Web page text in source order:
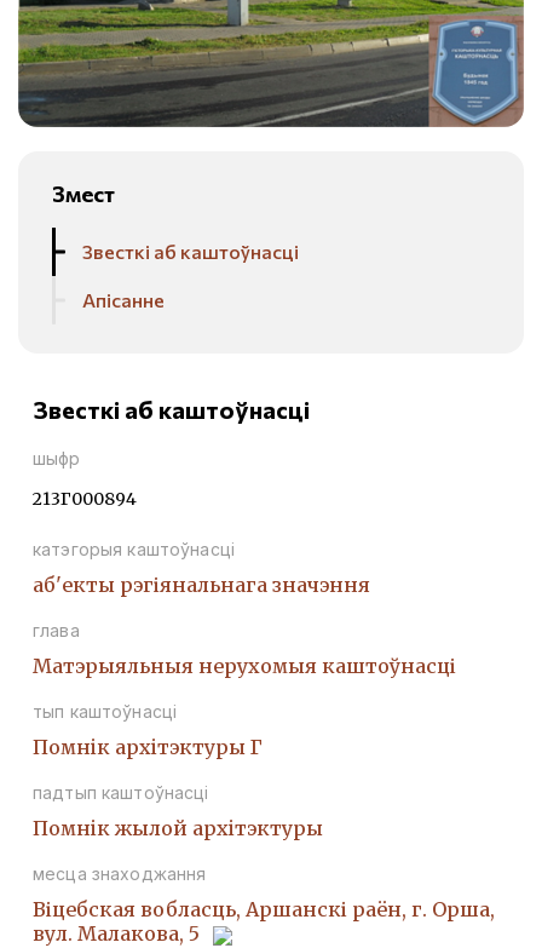
Змест
Звесткі аб каштоўнасці
Апісанне
Звесткі аб каштоўнасці
шыфр
213Г000894
катэгорыя каштоўнасці
аб'екты рэгіянальнага значэння
глава
Матэрыяльныя нерухомыя каштоўнасці
тып каштоўнасці
Помнiк архiтэктуры Г
падтып каштоўнасці
Помнiк жылой архiтэктуры
месца знаходжання
Віцебская вобласць, Аршанскі раён, г. Орша,
вул. Малакова, 5